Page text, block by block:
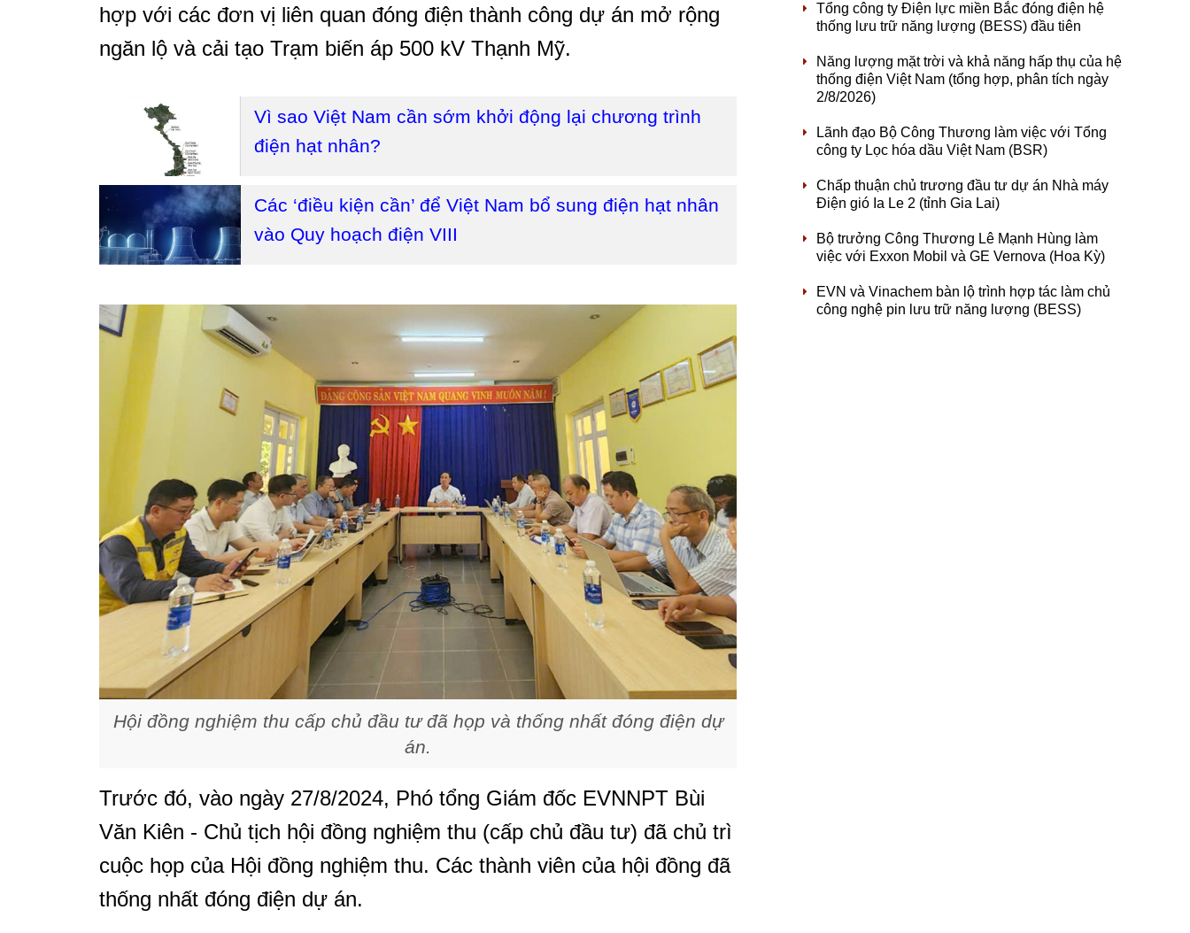
hợp với các đơn vị liên quan đóng điện thành công dự án mở rộng
ngăn lộ và cải tạo Trạm biến áp 500 kV Thạnh Mỹ.
Vì sao Việt Nam cần sớm khởi động lại chương trình
điện hạt nhân?
Các ‘điều kiện cần’ để Việt Nam bổ sung điện hạt nhân
vào Quy hoạch điện VIII
Hội đồng nghiệm thu cấp chủ đầu tư đã họp và thống nhất đóng điện dự
án.
Trước đó, vào ngày 27/8/2024, Phó tổng Giám đốc EVNNPT Bùi
Văn Kiên - Chủ tịch hội đồng nghiệm thu (cấp chủ đầu tư) đã chủ trì
cuộc họp của Hội đồng nghiệm thu. Các thành viên của hội đồng đã
thống nhất đóng điện dự án.
Tổng công ty Điện lực miền Bắc đóng điện hệ
thống lưu trữ năng lượng (BESS) đầu tiên
Năng lượng mặt trời và khả năng hấp thụ của hệ
thống điện Việt Nam (tổng hợp, phân tích ngày
2/8/2026)
Lãnh đạo Bộ Công Thương làm việc với Tổng
công ty Lọc hóa dầu Việt Nam (BSR)
Chấp thuận chủ trương đầu tư dự án Nhà máy
Điện gió Ia Le 2 (tỉnh Gia Lai)
Bộ trưởng Công Thương Lê Mạnh Hùng làm
việc với Exxon Mobil và GE Vernova (Hoa Kỳ)
EVN và Vinachem bàn lộ trình hợp tác làm chủ
công nghệ pin lưu trữ năng lượng (BESS)